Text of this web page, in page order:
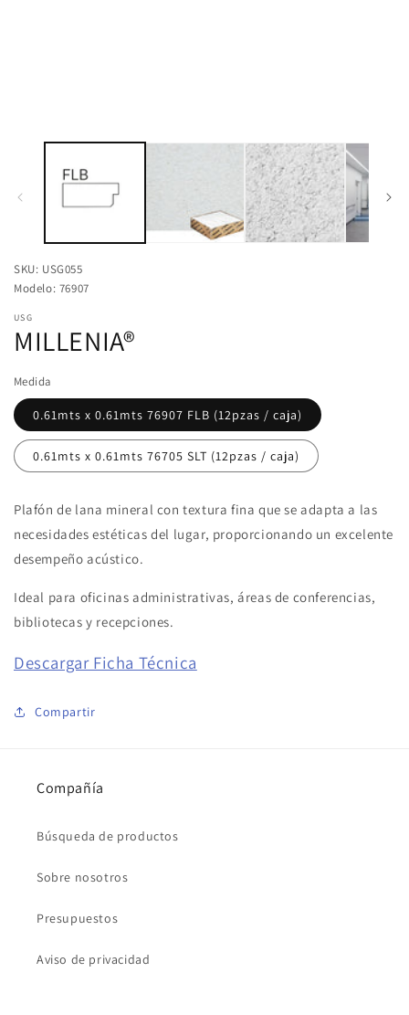
SKU: USG055
Modelo: 76907
USG
MILLENIA®
Medida
0.61mts x 0.61mts 76907 FLB (12pzas / caja)
0.61mts x 0.61mts 76705 SLT (12pzas / caja)
Plafón de lana mineral con textura fina que se adapta a las
necesidades estéticas del lugar, proporcionando un excelente
desempeño acústico.
Ideal para oficinas administrativas, áreas de conferencias,
bibliotecas y recepciones.
Descargar Ficha Técnica
Compartir
Compañía
Búsqueda de productos
Sobre nosotros
Presupuestos
Aviso de privacidad